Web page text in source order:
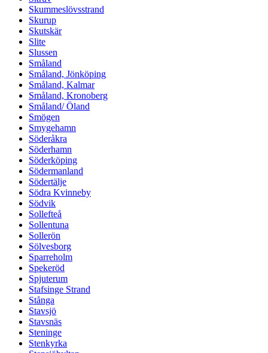
Skummeslövsstrand
Skurup
Skutskär
Slite
Slussen
Småland
Småland, Jönköping
Småland, Kalmar
Småland, Kronoberg
Småland/ Öland
Smögen
Smygehamn
Söderåkra
Söderhamn
Söderköping
Södermanland
Södertälje
Södra Kvinneby
Södvik
Sollefteå
Sollentuna
Sollerön
Sölvesborg
Sparreholm
Spekeröd
Spjuterum
Stafsinge Strand
Stånga
Stavsjö
Stavsnäs
Steninge
Stenkyrka